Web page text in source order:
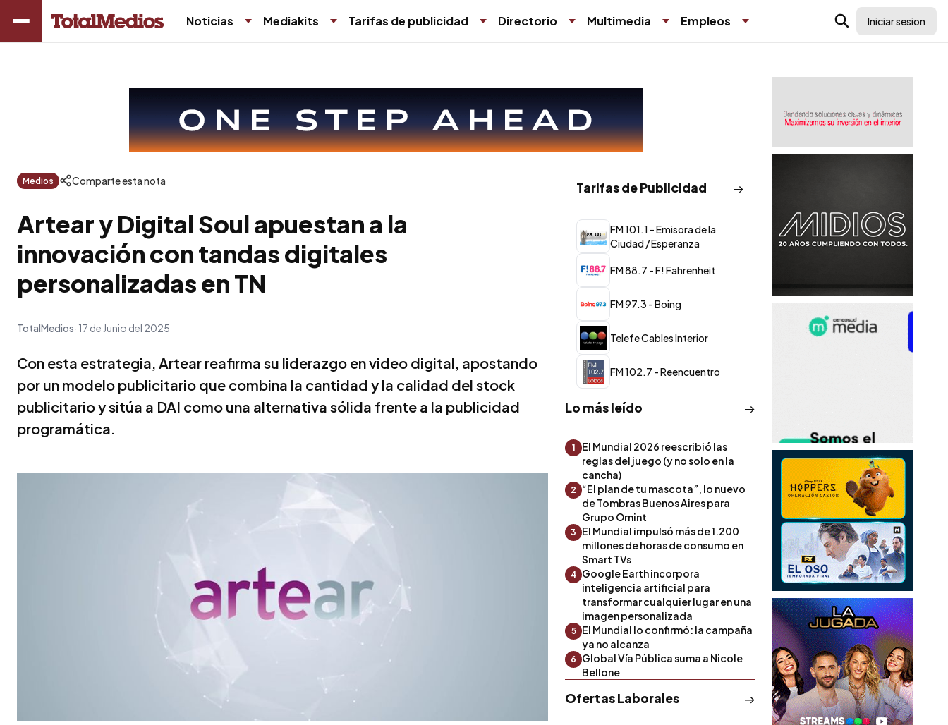
Noticias Mediakits Tarifas de publicidad Directorio Multimedia Empleos Iniciar sesion
Medios Comparte esta nota
Artear y Digital Soul apuestan a la
innovación con tandas digitales
personalizadas en TN
TotalMedios 17 de Junio del 2025
Con esta estrategia, Artear reafirma su liderazgo en video digital, apostando
por un modelo publicitario que combina la cantidad y la calidad del stock
publicitario y sitúa a DAI como una alternativa sólida frente a la publicidad
programática.
Tarifas de Publicidad
FM 101.1 - Emisora de la
Ciudad / Esperanza
FM 88.7 - F! Fahrenheit
FM 97.3 - Boing
Telefe Cables Interior
FM 102.7 - Reencuentro
Lo más leído
1
El Mundial 2026 reescribió las
reglas del juego (y no solo en la
cancha)
2
“El plan de tu mascota”, lo nuevo
de Tombras Buenos Aires para
Grupo Omint
3
El Mundial impulsó más de 1.200
millones de horas de consumo en
Smart TVs
4 Google Earth incorpora
inteligencia artificial para
transformar cualquier lugar en una
imagen personalizada
5
El Mundial lo confirmó: la campaña
ya no alcanza
6
Global Vía Pública suma a Nicole
Bellone
Ofertas Laborales